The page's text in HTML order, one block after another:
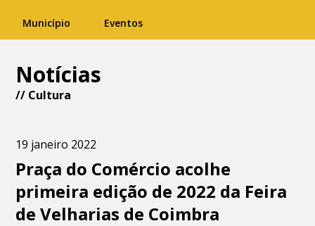
Município Eventos
Notícias
// Cultura
19 janeiro 2022
Praça do Comércio acolhe
primeira edição de 2022 da Feira
de Velharias de Coimbra